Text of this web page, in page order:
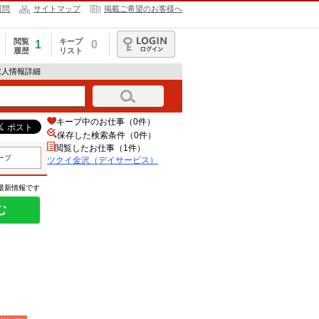
問 サイトマップ 掲載ご希望のお客様へ
閲覧
履歴
1
キープ
リスト
0
ログイン
情報詳細
プ
新情報です
キープ中のお仕事（0件）
保存した検索条件（0件）
閲覧したお仕事（1件）
ツクイ金沢（デイサービス）